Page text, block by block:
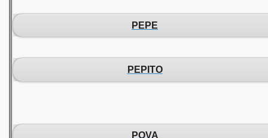
PEPE
PEPITO
POVA